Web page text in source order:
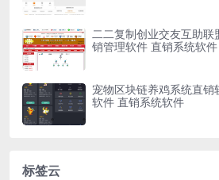
二二复制创业交友互助
销管理软件 直销系统软件
宠物区块链养鸡系统直
软件 直销系统软件
标签云